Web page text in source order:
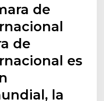
de
de
es
la